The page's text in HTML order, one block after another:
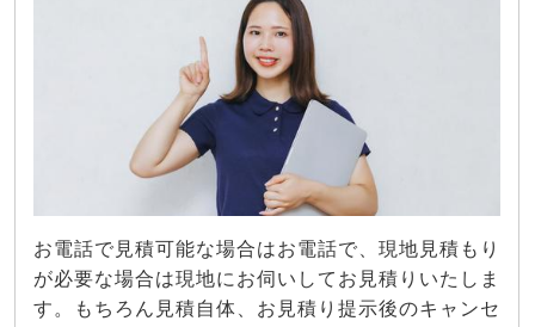
お電話で見積可能な場合はお電話で、現地見積もり
が必要な場合は現地にお伺いしてお見積りいたしま
す。もちろん見積自体、お見積り提示後のキャンセ